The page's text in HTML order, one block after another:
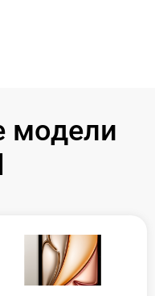
модели